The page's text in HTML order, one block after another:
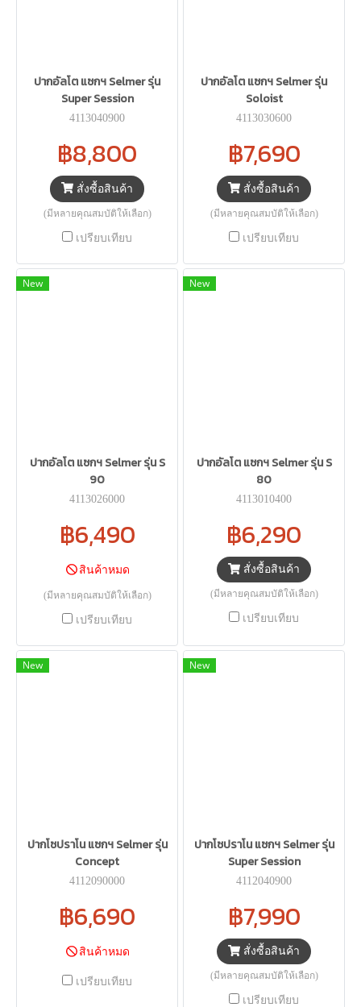
ปากอัลโต แซกฯ Selmer รุ่น
Super Session
4113040900
฿8,800
สั่งซื้อสินค้า
(มีหลายคุณสมบัติให้เลือก)
เปรียบเทียบ
ปากอัลโต แซกฯ Selmer รุ่น
Soloist
4113030600
฿7,690
สั่งซื้อสินค้า
(มีหลายคุณสมบัติให้เลือก)
เปรียบเทียบ
New
ปากอัลโต แซกฯ Selmer รุ่น S
90
4113026000
฿6,490
สินค้าหมด
(มีหลายคุณสมบัติให้เลือก)
เปรียบเทียบ
New
ปากอัลโต แซกฯ Selmer รุ่น S
80
4113010400
฿6,290
สั่งซื้อสินค้า
(มีหลายคุณสมบัติให้เลือก)
เปรียบเทียบ
New
ปากโซปราโน แซกฯ Selmer รุ่น
Concept
4112090000
฿6,690
สินค้าหมด
เปรียบเทียบ
New
ปากโซปราโน แซกฯ Selmer รุ่น
Super Session
4112040900
฿7,990
สั่งซื้อสินค้า
(มีหลายคุณสมบัติให้เลือก)
เปรียบเทียบ